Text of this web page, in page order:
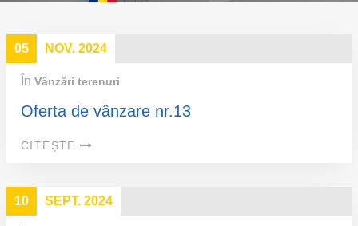
05 NOV. 2024
În Vânzări terenuri
Oferta de vânzare nr.13
CITEȘTE
10 SEPT. 2024